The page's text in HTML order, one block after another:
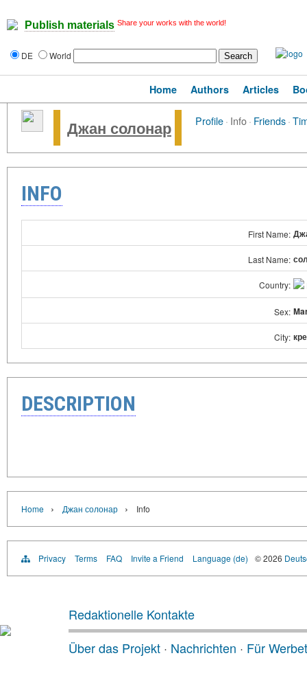
Publish materials Share your works with the world!
DE World
Home Authors Articles
Джан солонар Profile· Info· Friends·
INFO
First Name:
Last Name:
Country:
Sex:
City:
DESCRIPTION
Home › Джан солонар › Info
Privacy Terms FAQ Invite a Friend Language (de) © 2026
Redaktionelle Kontakte
Über das Projekt · Nachrichten · Für